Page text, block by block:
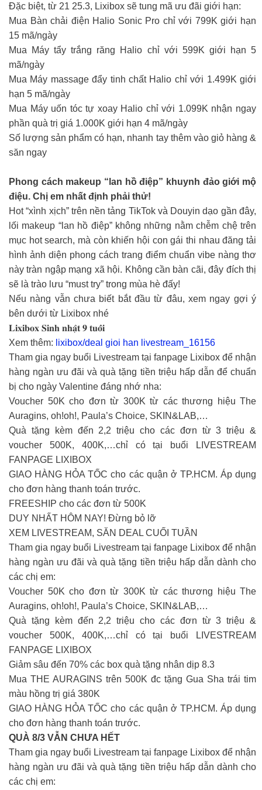
Đặc biệt, từ 21 25.3, Lixibox sẽ tung mã ưu đãi giới hạn:
Mua Bàn chải điện Halio Sonic Pro chỉ với 799K giới hạn
15 mã/ngày
Mua Máy tẩy trắng răng Halio chỉ với 599K giới hạn 5
mã/ngày
Mua Máy massage đẩy tinh chất Halio chỉ với 1.499K giới
hạn 5 mã/ngày
Mua Máy uốn tóc tự xoay Halio chỉ với 1.099K nhận ngay
phần quà trị giá 1.000K giới hạn 4 mã/ngày
Số lượng sản phẩm có hạn, nhanh tay thêm vào giỏ hàng &
săn ngay
Phong cách makeup “lan hồ điệp” khuynh đảo giới mộ
điệu. Chị em nhất định phải thử!
Hot “xình xịch” trên nền tảng TikTok và Douyin dạo gần đây,
lối makeup “lan hồ điệp” không những nằm chễm chệ trên
mục hot search, mà còn khiến hội con gái thi nhau đăng tải
hình ảnh diện phong cách trang điểm chuẩn vibe nàng thơ
này tràn ngập mạng xã hội. Không cần bàn cãi, đây đích thị
sẽ là trào lưu “must try” trong mùa hè đấy!
Nếu nàng vẫn chưa biết bắt đầu từ đâu, xem ngay gợi ý
bên dưới từ Lixibox nhé
𝐋𝐢𝐱𝐢𝐛𝐨𝐱 𝐒𝐢𝐧𝐡 𝐧𝐡𝐚̣̂𝐭 𝟗 𝐭𝐮𝐨̂̉𝐢
Xem thêm: lixibox/deal gioi han livestream_16156
Tham gia ngay buổi Livestream tại fanpage Lixibox để nhận
hàng ngàn ưu đãi và quà tặng tiền triệu hấp dẫn để chuẩn
bị cho ngày Valentine đáng nhớ nha:
Voucher 50K cho đơn từ 300K từ các thương hiệu The
Auragins, oh!oh!, Paula’s Choice, SKIN&LAB,…
Quà tặng kèm đến 2,2 triệu cho các đơn từ 3 triệu &
voucher 500K, 400K,…chỉ có tại buổi LIVESTREAM
FANPAGE LIXIBOX
GIAO HÀNG HỎA TỐC cho các quận ở TP.HCM. Áp dụng
cho đơn hàng thanh toán trước.
FREESHIP cho các đơn từ 500K
DUY NHẤT HÔM NAY! Đừng bỏ lỡ
XEM LIVESTREAM, SĂN DEAL CUỐI TUẦN
Tham gia ngay buổi Livestream tại fanpage Lixibox để nhận
hàng ngàn ưu đãi và quà tặng tiền triệu hấp dẫn dành cho
các chị em:
Voucher 50K cho đơn từ 300K từ các thương hiệu The
Auragins, oh!oh!, Paula’s Choice, SKIN&LAB,…
Quà tặng kèm đến 2,2 triệu cho các đơn từ 3 triệu &
voucher 500K, 400K,…chỉ có tại buổi LIVESTREAM
FANPAGE LIXIBOX
Giảm sâu đến 70% các box quà tặng nhân dịp 8.3
Mua THE AURAGINS trên 500K đc tặng Gua Sha trái tim
màu hồng trị giá 380K
GIAO HÀNG HỎA TỐC cho các quận ở TP.HCM. Áp dụng
cho đơn hàng thanh toán trước.
QUÀ 8/3 VẪN CHƯA HẾT
Tham gia ngay buổi Livestream tại fanpage Lixibox để nhận
hàng ngàn ưu đãi và quà tặng tiền triệu hấp dẫn dành cho
các chị em: